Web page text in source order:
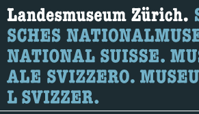
Ricerca
Qui è possibile cercare i contenuti della